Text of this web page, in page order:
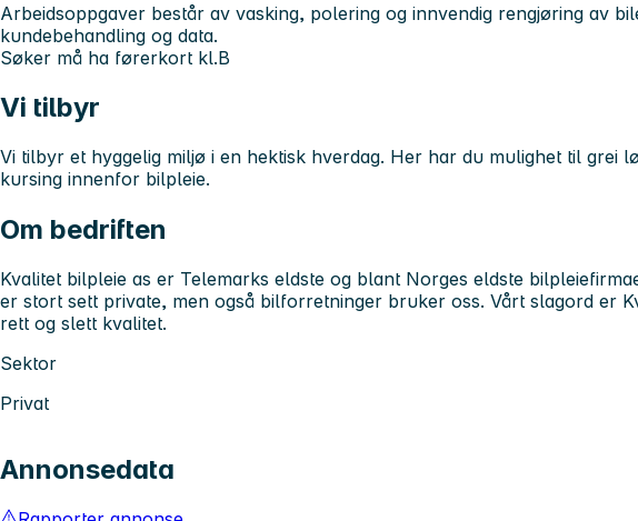
Arbeidsoppgaver består av vasking, polering og innvendig rengjøring av
kundebehandling og data.
Søker må ha førerkort kl.B
Vi tilbyr
Vi tilbyr et hyggelig miljø i en hektisk hverdag. Her har du mulighet til grei
kursing innenfor bilpleie.
Om bedriften
Kvalitet bilpleie as er Telemarks eldste og blant Norges eldste
er stort sett private, men også bilforretninger bruker oss. Vårt slagord er
rett og slett kvalitet.
Sektor
Privat
Annonsedata